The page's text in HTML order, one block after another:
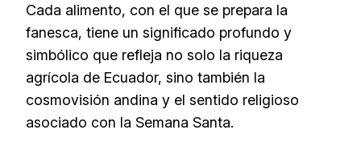
Cada alimento, con el que se prepara la
fanesca, tiene un significado profundo y
simbólico que refleja no solo la riqueza
agrícola de Ecuador, sino también la
cosmovisión andina y el sentido religioso
asociado con la Semana Santa.